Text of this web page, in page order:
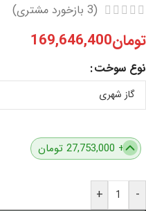
(
3 بازخورد مشتری)
تومان169,646,400
نوع سوخت
+ 27,753,000 تومان
-
+